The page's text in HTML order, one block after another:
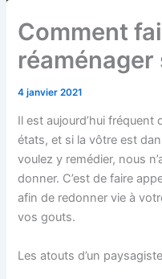
Comment
réaménager
4 janvier 2021
Il est aujourd’hui
états, et si la vôtre est
voulez y remédier, nous
donner. C’est de faire
afin de redonner vie à
vos gouts.
Les atouts d’un paysagiste